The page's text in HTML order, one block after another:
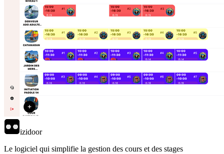
izidoor
Le logiciel qui simplifie la gestion des cours et des stages